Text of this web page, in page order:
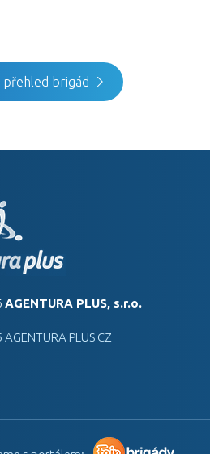
přehled brigád
AGENTURA PLUS, s.r.o.
PLUS CZ